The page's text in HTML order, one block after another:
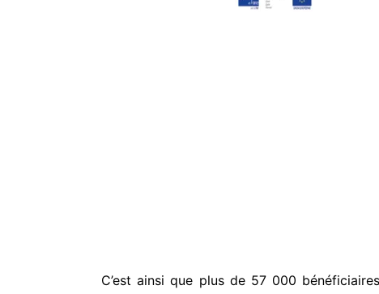
C’est ainsi que plus de 57 000